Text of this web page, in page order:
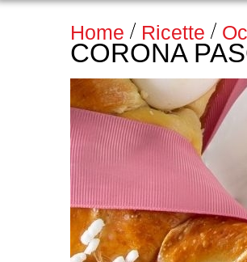
Home Ricette
CORONA